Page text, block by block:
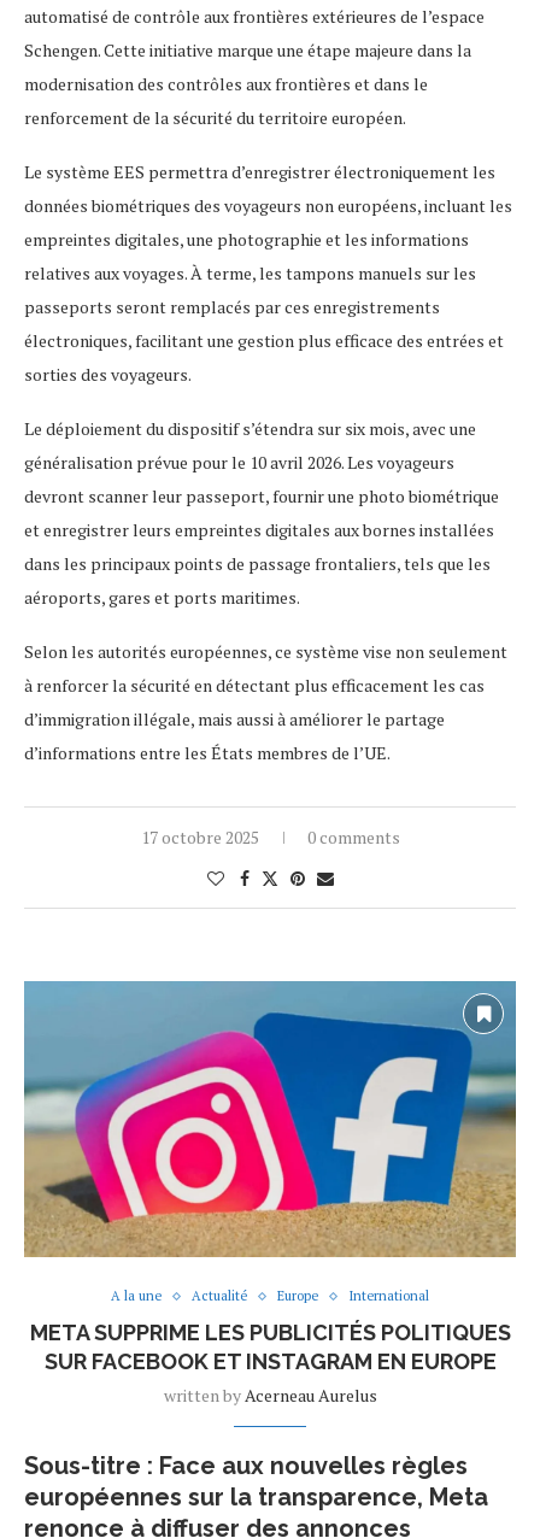
automatisé de contrôle aux frontières extérieures de l’espace
Schengen. Cette initiative marque une étape majeure dans la
modernisation des contrôles aux frontières et dans le
renforcement de la sécurité du territoire européen.
Le système EES permettra d’enregistrer électroniquement les
données biométriques des voyageurs non européens, incluant les
empreintes digitales, une photographie et les informations
relatives aux voyages. À terme, les tampons manuels sur les
passeports seront remplacés par ces enregistrements
électroniques, facilitant une gestion plus efficace des entrées et
sorties des voyageurs.
Le déploiement du dispositif s’étendra sur six mois, avec une
généralisation prévue pour le 10 avril 2026. Les voyageurs
devront scanner leur passeport, fournir une photo biométrique
et enregistrer leurs empreintes digitales aux bornes installées
dans les principaux points de passage frontaliers, tels que les
aéroports, gares et ports maritimes.
Selon les autorités européennes, ce système vise non seulement
à renforcer la sécurité en détectant plus efficacement les cas
d’immigration illégale, mais aussi à améliorer le partage
d’informations entre les États membres de l’UE.
17 octobre 2025 0 comments
A la une Actualité Europe International
META SUPPRIME LES PUBLICITÉS POLITIQUES
SUR FACEBOOK ET INSTAGRAM EN EUROPE
written byAcerneau Aurelus
Sous-titre : Face aux nouvelles règles
européennes sur la transparence, Meta
renonce à diffuser des annonces